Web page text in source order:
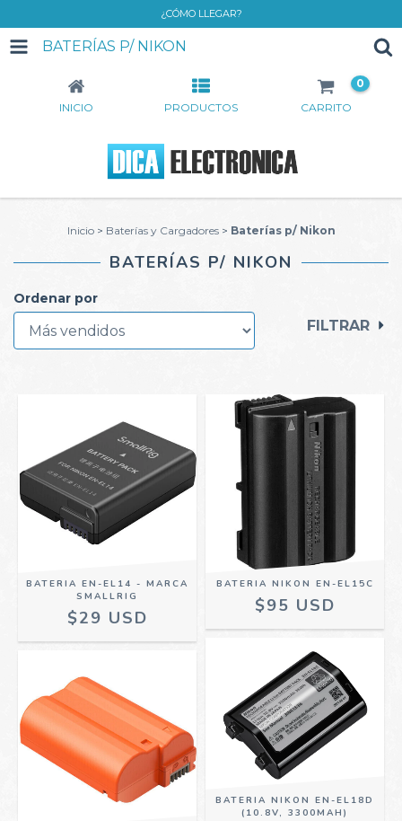
¿CÓMO LLEGAR?
BATERÍAS P/ NIKON
INICIO PRODUCTOS CARRITO
0
Inicio > Baterías y Cargadores > Baterías p/ Nikon
BATERÍAS P/ NIKON
Ordenar por
FILTRAR
BATERIA EN-EL14 - MARCA
SMALLRIG
$29 USD
BATERIA NIKON EN-EL15C
$95 USD
BATERIA NIKON EN-EL18D
(10.8V, 3300MAH)